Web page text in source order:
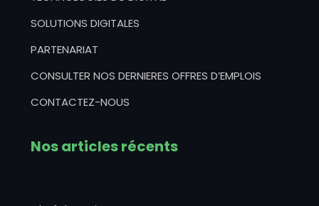
SOLUTIONS DIGITALES
PARTENARIAT
CONSULTER NOS DERNIERES OFFRES D’EMPLOIS
CONTACTEZ-NOUS
Nos articles récents